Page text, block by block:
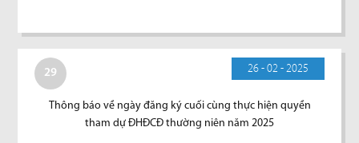
29 26 - 02 - 2025
Thông báo về ngày đăng ký cuối cùng thực hiện quyền
tham dự ĐHĐCĐ thường niên năm 2025